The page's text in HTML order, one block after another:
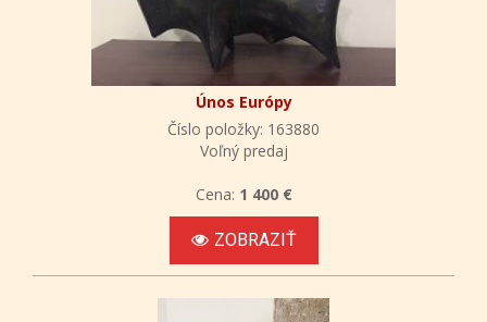
Únos Európy
Číslo položky: 163880
Voľný predaj
Cena: 1 400 €
ZOBRAZIŤ